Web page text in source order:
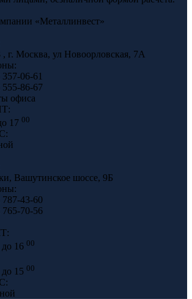
«Металлинвест»
, г. Москва, ул Новоорловская, 7А
06-61
555-86-67
офиса
17 00
Вашутинское шоссе, 9Б
787-43-60
765-70-56
до 16 00
до 15 00